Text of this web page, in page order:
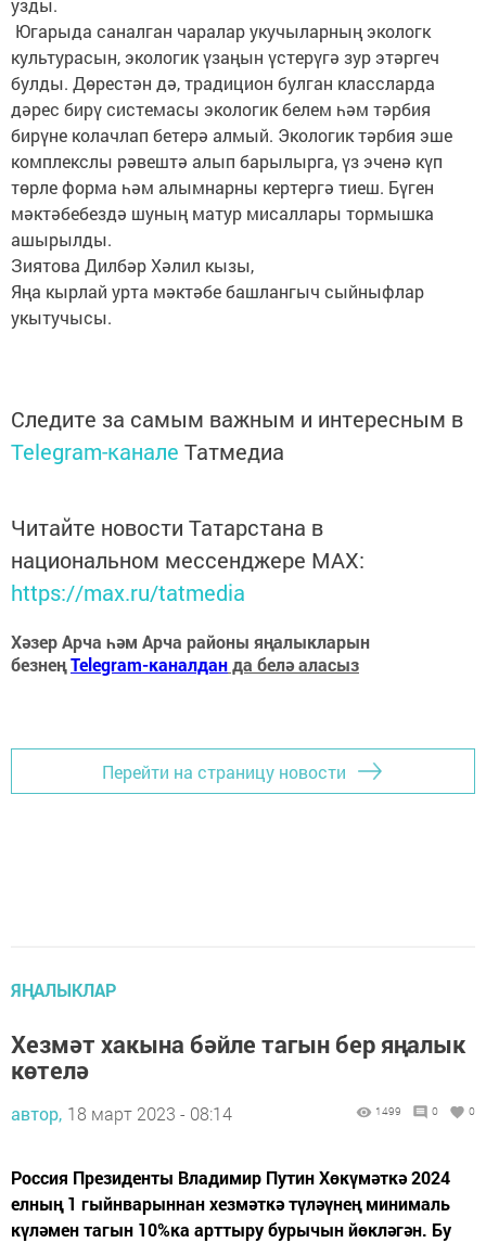
узды.
Югарыда саналган чаралар укучыларның экологк
культурасын, экологик үзаңын үстерүгә зур этәргеч
булды. Дөрестән дә, традицион булган классларда
дәрес бирү системасы экологик белем һәм тәрбия
бирүне колачлап бетерә алмый. Экологик тәрбия эше
комплекслы рәвештә алып барылырга, үз эченә күп
төрле форма һәм алымнарны кертергә тиеш. Бүген
мәктәбебездә шуның матур мисаллары тормышка
ашырылды.
Зиятова Дилбәр Хәлил кызы,
Яңа кырлай урта мәктәбе башлангыч сыйныфлар
укытучысы.
Следите за самым важным и интересным в
Telegram-канале Татмедиа
Читайте новости Татарстана в
национальном мессенджере MАХ:
https://max.ru/tatmedia
Хәзер Арча һәм Арча районы яңалыкларын
безнеңTelegram-каналданда белә аласыз
Перейти на страницу новости
ЯҢАЛЫКЛАР
Хезмәт хакына бәйле тагын бер яңалык
көтелә
автор, 18 март 2023 - 08:14 1499 0 0
Россия Президенты Владимир Путин Хөкүмәткә 2024
елның 1 гыйнварыннан хезмәткә түләүнең минималь
күләмен тагын 10%ка арттыру бурычын йөкләгән. Бу